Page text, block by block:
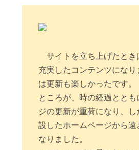
サイトを立ち上げたとき
充実したコンテンツになり
は更新も楽しかったです。
ところが、時の経過ととも
ジの更新が重荷になり、し
設したホームページから遠
なりました。